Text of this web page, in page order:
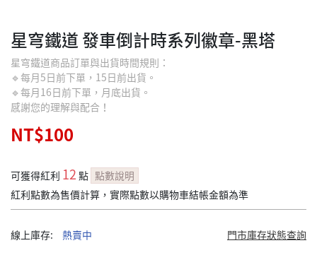
星穹鐵道 發車倒計時系列徽章-黑塔
星穹鐵道商品訂單與出貨時間規則：
🔹每月5日前下單，15日前出貨。
🔹每月16日前下單，月底出貨。
感謝您的理解與配合！
NT$100
可獲得紅利 12 點 點數說明
紅利點數為售價計算，實際點數以購物車結帳金額為準
線上庫存: 熱賣中 門市庫存狀態查詢